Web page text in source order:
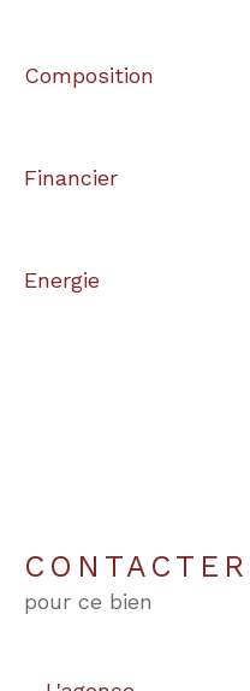
Composition
Financier
Energie
CONTACTER
pour ce bien